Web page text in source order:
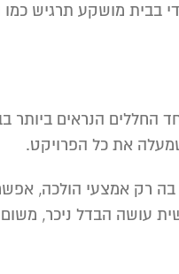
מושקע תרגיש כמו
החללים הנראים ביותר
את כל הפרויקט.
רק אמצעי הולכה,
עושה הבדל ניכר,